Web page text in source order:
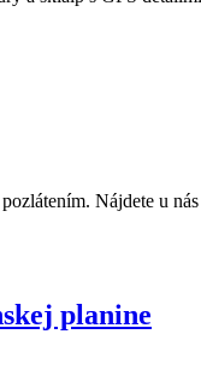
Nájdete u
planine